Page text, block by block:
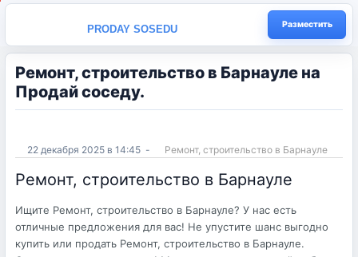
PRODAY SOSEDU Разместить
Ремонт, строительство в Барнауле на
Продай соседу.
22 декабря 2025 в 14:45 - Ремонт, строительство в Барнауле
Ремонт, строительство в Барнауле
Ищите Ремонт, строительство в Барнауле? У нас есть
отличные предложения для вас! Не упустите шанс выгодно
купить или продать Ремонт, строительство в Барнауле.